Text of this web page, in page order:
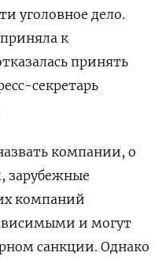
уголовное дело.
к
принять
секретарь
компании, о
зарубежные
компаний
и могут
санкции. Однако